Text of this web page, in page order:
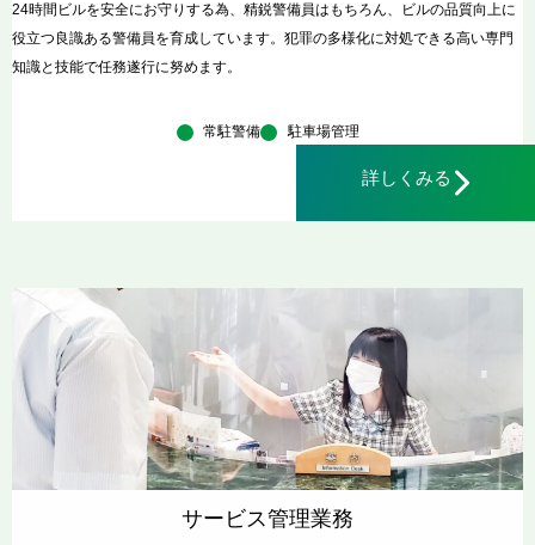
24時間ビルを安全にお守りする為、精鋭警備員はもちろん、ビルの品質向上に
役立つ良識ある警備員を育成しています。犯罪の多様化に対処できる高い専門
知識と技能で任務遂行に努めます。
常駐警備 駐車場管理
詳しくみる
サービス管理業務